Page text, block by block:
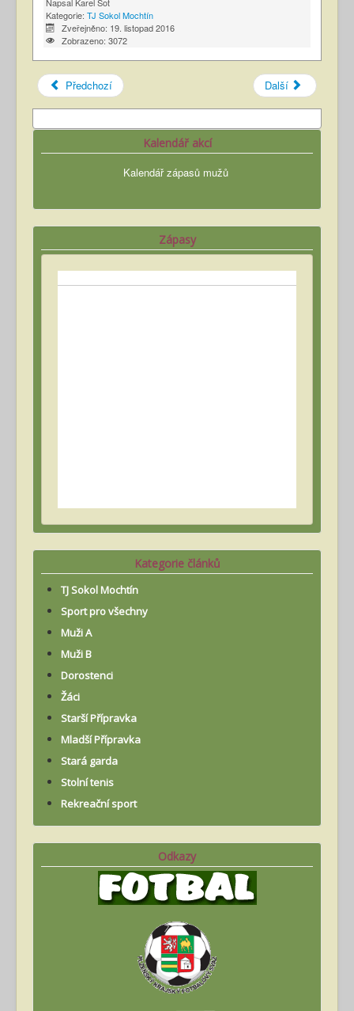
Napsal Karel Šot
Kategorie: TJ Sokol Mochtín
Zveřejněno: 19. listopad 2016
Zobrazeno: 3072
Předchozí Další
Kalendář akcí
Kalendář zápasů mužů
Zápasy
Kategorie článků
TJ Sokol Mochtín
Sport pro všechny
Muži A
Muži B
Dorostenci
Žáci
Starší Přípravka
Mladší Přípravka
Stará garda
Stolní tenis
Rekreační sport
Odkazy